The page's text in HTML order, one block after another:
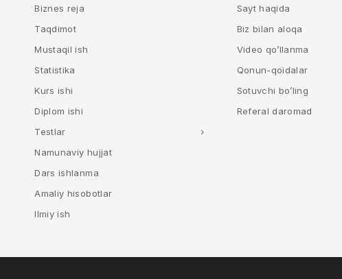
Biznes reja
Taqdimot
Mustaqil ish
Statistika
Kurs ishi
Diplom ishi
Testlar
Namunaviy hujjat
Dars ishlanma
Amaliy hisobotlar
Ilmiy ish
Sayt haqida
Biz bilan aloqa
Video qo’llanma
Qonun-qoidalar
Sotuvchi bo’ling
Referal daromad